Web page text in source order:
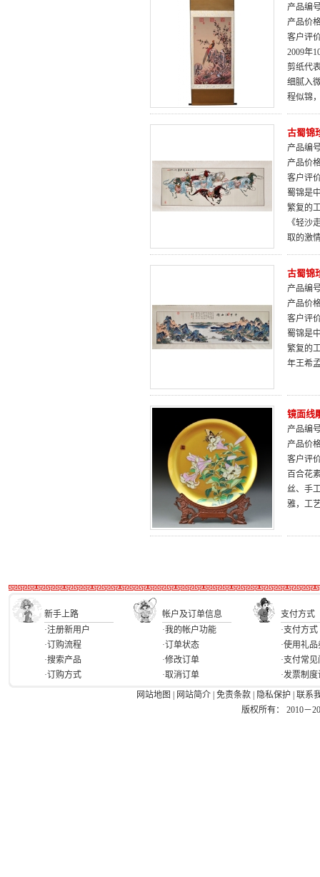
产品编
产品价
客户评
2009年
剪纸代
细腻入
程似锦
古蜀锦
产品编
产品价
客户评
蜀锦是
繁复的
《轻沙
取的激
古蜀锦
产品编
产品价
客户评
蜀锦是
繁复的
年王希
镜面线
产品编
产品价
客户评
百合花
丝、手
雅，工
新手上路 帐户及订单信息
支付方式
·注册新用户
·订购流程
·搜索产品
·订购方式
·我的帐户功能
·订单状态
·修改订单
·取消订单
·支付方式
·使用礼品
·支付常
·发票制
网站地图
网站简介 免责条款 隐私保护
联系
版权所有： 2010－